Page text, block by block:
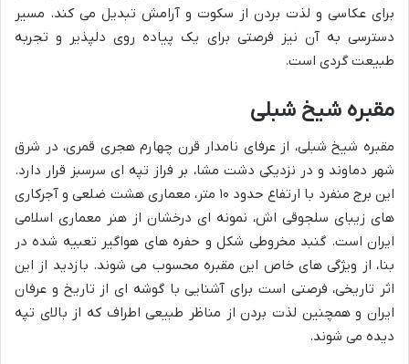
برای عکاسی و لذت بردن از سکوت و آرامش تبدیل می کند. مسیر
دسترسی به آن نیز فرصتی برای یک پیاده روی دلپذیر و تجربه
طبیعت گردی است.
مقبره شیخ شبلی
مقبره شیخ شبلی، از عرفای نامدار قرن چهارم هجری قمری، در شرق
شهر دماوند و در نزدیکی دشت مشا، بر فراز تپه ای سرسبز قرار دارد.
این برج منفرد با ارتفاع حدود ۱۰ متر، معماری هشت ضلعی و آجرکاری
های زیبای سلجوقی اش، نمونه ای درخشان از هنر معماری اسلامی
ایران است. گنبد مخروطی شکل و حفره های هواگیر تعبیه شده در
بنا، از ویژگی های خاص این مقبره محسوب می شوند. بازدید از این
اثر تاریخی، فرصتی است برای آشنایی با گوشه ای از تاریخ و عرفان
ایران و همچنین لذت بردن از مناظر طبیعی اطراف که از بالای تپه
دیده می شوند.